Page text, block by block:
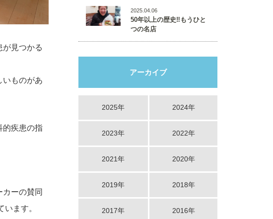
見つかる
いものがあ
的疾患の指
ーの賛同
ます。
2025.04.06
50年以上の歴史‼️もうひと
つの名店
アーカイブ
2025年 2024年
2023年 2022年
2021年 2020年
2019年 2018年
2017年 2016年